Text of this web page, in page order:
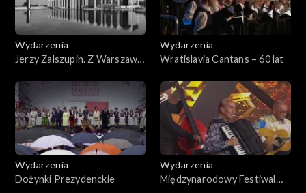
Wydarzenia
Jerzy Zalszupin. Z Warszawy
Wydarzenia
Wratislavia Cantans – 60 lat
Wydarzenia
Dożynki Prezydenckie
Wydarzenia
Międzynarodowy Festiwal